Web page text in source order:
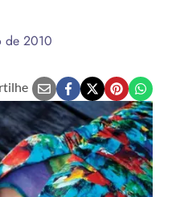
de 2010